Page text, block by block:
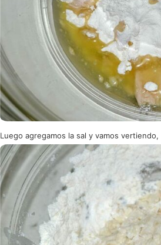
Luego agregamos la sal y vamos